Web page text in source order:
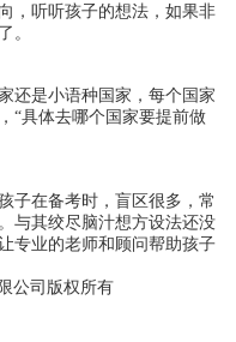
，听听孩子的想法，如果非
。
还是小语种国家，每个国家
“具体去哪个国家要提前做
子在备考时，盲区很多，常
与其绞尽脑汁想方设法还没
专业的老师和顾问帮助孩子
公司版权所有